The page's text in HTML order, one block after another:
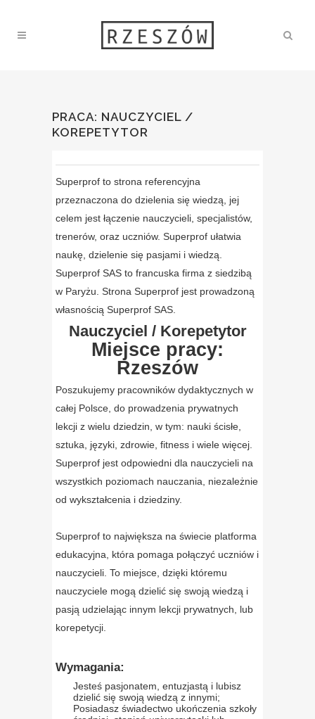
PRACA: NAUCZYCIEL /
KOREPETYTOR
Superprof to strona referencyjna
przeznaczona do dzielenia się wiedzą, jej
celem jest łączenie nauczycieli, specjalistów,
trenerów, oraz uczniów. Superprof ułatwia
naukę, dzielenie się pasjami i wiedzą.
Superprof SAS to francuska firma z siedzibą
w Paryżu. Strona Superprof jest prowadzoną
własnością Superprof SAS.
Nauczyciel / Korepetytor
Miejsce pracy:
Rzeszów
Poszukujemy pracowników dydaktycznych w
całej Polsce , do prowadzenia prywatnych
lekcji z wielu dziedzin, w tym: nauki ścisłe,
sztuka, języki, zdrowie, fitness i wiele więcej.
Superprof jest odpowiedni dla nauczycieli na
wszystkich poziomach nauczania, niezależnie
od wykształcenia i dziedziny.
Superprof to największa na świecie platforma
edukacyjna, która pomaga połączyć uczniów i
nauczycieli. To miejsce, dzięki któremu
nauczyciele mogą dzielić się swoją wiedzą i
pasją udzielając innym lekcji prywatnych, lub
korepetycji.
Wymagania:
Jesteś pasjonatem, entuzjastą i lubisz
dzielić się swoją wiedzą z innymi;
Posiadasz świadectwo ukończenia szkoły